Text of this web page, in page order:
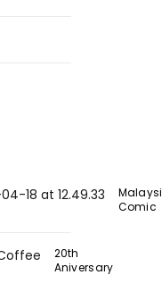
Comic
20th
Aniversary